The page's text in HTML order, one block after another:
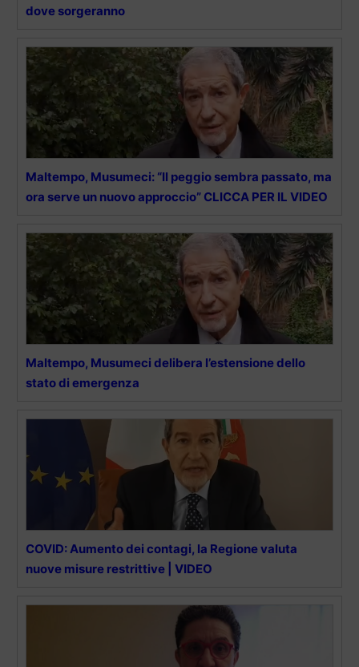
dove sorgeranno
Maltempo, Musumeci: “Il peggio sembra passato, ma
ora serve un nuovo approccio” CLICCA PER IL VIDEO
Maltempo, Musumeci delibera l’estensione dello
stato di emergenza
COVID: Aumento dei contagi, la Regione valuta
nuove misure restrittive | VIDEO